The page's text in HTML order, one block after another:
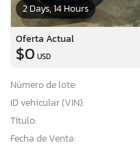
2 Days, 14 Hours
Oferta Actual
$0 USD
Número de lote:
ID vehicular (VIN):
Título:
Fecha de Venta: